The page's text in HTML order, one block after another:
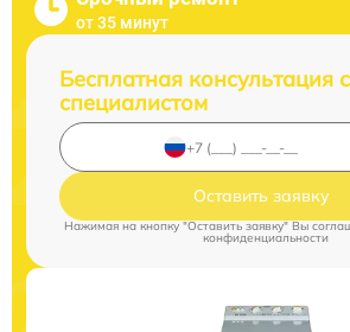
от 35 минут
Бесплатная консультация
специалистом
Оставить заявку
Нажимая на кнопку "Оставить заявку" Вы
конфиденциальности